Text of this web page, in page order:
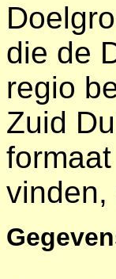
die de
regio
Zuid
vinden,